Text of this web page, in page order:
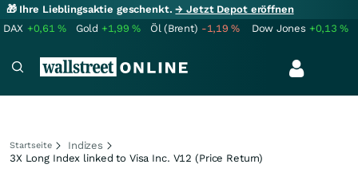
🎁 Ihre Lieblingsaktie geschenkt.→ Jetzt Depot eröffnen
DAX +0,61% Gold +1,99% Öl (Brent) -1,19% Dow Jones +0,13%
Startseite
Indizes
3X Long Index linked to Visa Inc. V12 (Price Return)